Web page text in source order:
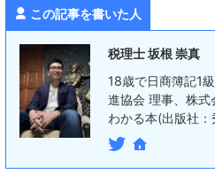
この記事を書いた人
税理士 坂根 崇真
18歳で日商簿記1
進協会 理事、株式
わかる本(出版社